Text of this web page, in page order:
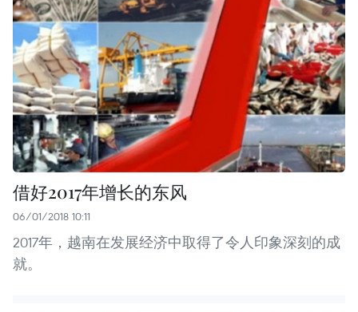
借好2017年增长的东风
06/01/2018 10:11
2017年，越南在发展经济中取得了令人印象深刻的成
就。